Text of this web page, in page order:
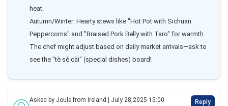
heat.
Autumn/Winter: Hearty stews like "Hot Pot with Sichuan
Peppercorns" and "Braised Pork Belly with Taro" for warmth.
The chef might adjust based on daily market arrivals—ask to
see the "tè sè cài" (special dishes) board!
Asked by Joule from Ireland | July 28,2025 15:00 Reply